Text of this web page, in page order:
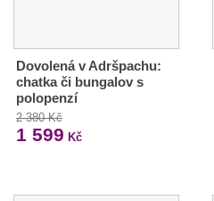
Dovolená v Adršpachu:
chatka či bungalov s
polopenzí
2 380 Kč
1 599 Kč